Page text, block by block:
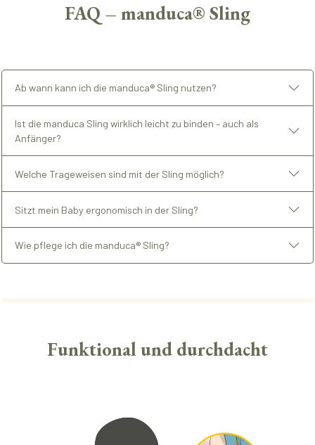
FAQ – manduca® Sling
Ab wann kann ich die manduca® Sling nutzen?
Ist die manduca Sling wirklich leicht zu binden – auch als
Anfänger?
Welche Trageweisen sind mit der Sling möglich?
Sitzt mein Baby ergonomisch in der Sling?
Wie pflege ich die manduca® Sling?
Funktional und durchdacht